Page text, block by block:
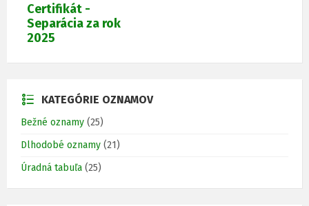
Certifikát -
Separácia za rok
2025
KATEGÓRIE OZNAMOV
Bežné oznamy (25)
Dlhodobé oznamy (21)
Úradná tabuľa (25)